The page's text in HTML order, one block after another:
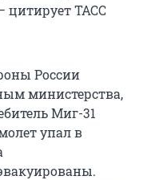
цитирует ТАСС
России
министерства,
Миг-31
упал в